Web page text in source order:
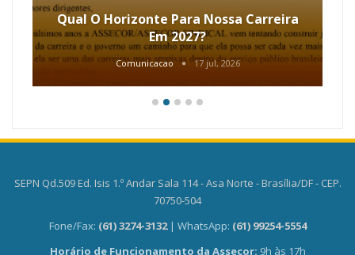
Qual O Horizonte Para Nossa Carreira
Em 2027?
Comunicacao 17 jul, 2026
SEPN Qd.509 Ed. Isis 1.º Andar Sala 114 - Asa Norte - Brasília/DF - CEP.
70750-504
Fone/Fax: (61) 3274-3132 | WhatsApp: (61) 99254-5554
Horário de Funcionamento da Assecor: 9h às 17h